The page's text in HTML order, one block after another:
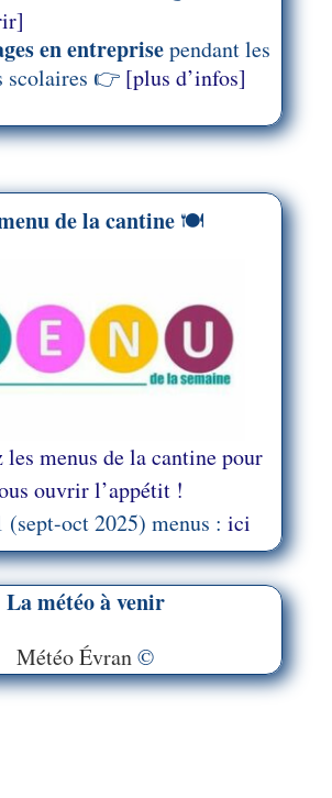
en entreprisependant les
scolaires 👉 [plus d’infos]
de la cantine🍽️
les menus de la cantine pour
ouvrir l’appétit !
(sept-oct 2025) menus :ici
La météo à venir
Météo Évran©